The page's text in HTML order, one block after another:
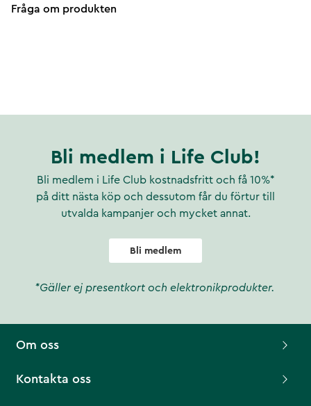
Fråga om produkten
Bli medlem i Life Club!
Bli medlem i Life Club kostnadsfritt och få 10%*
på ditt nästa köp och dessutom får du förtur till
utvalda kampanjer och mycket annat.
Bli medlem
*Gäller ej presentkort och elektronikprodukter.
Om oss
Kontakta oss